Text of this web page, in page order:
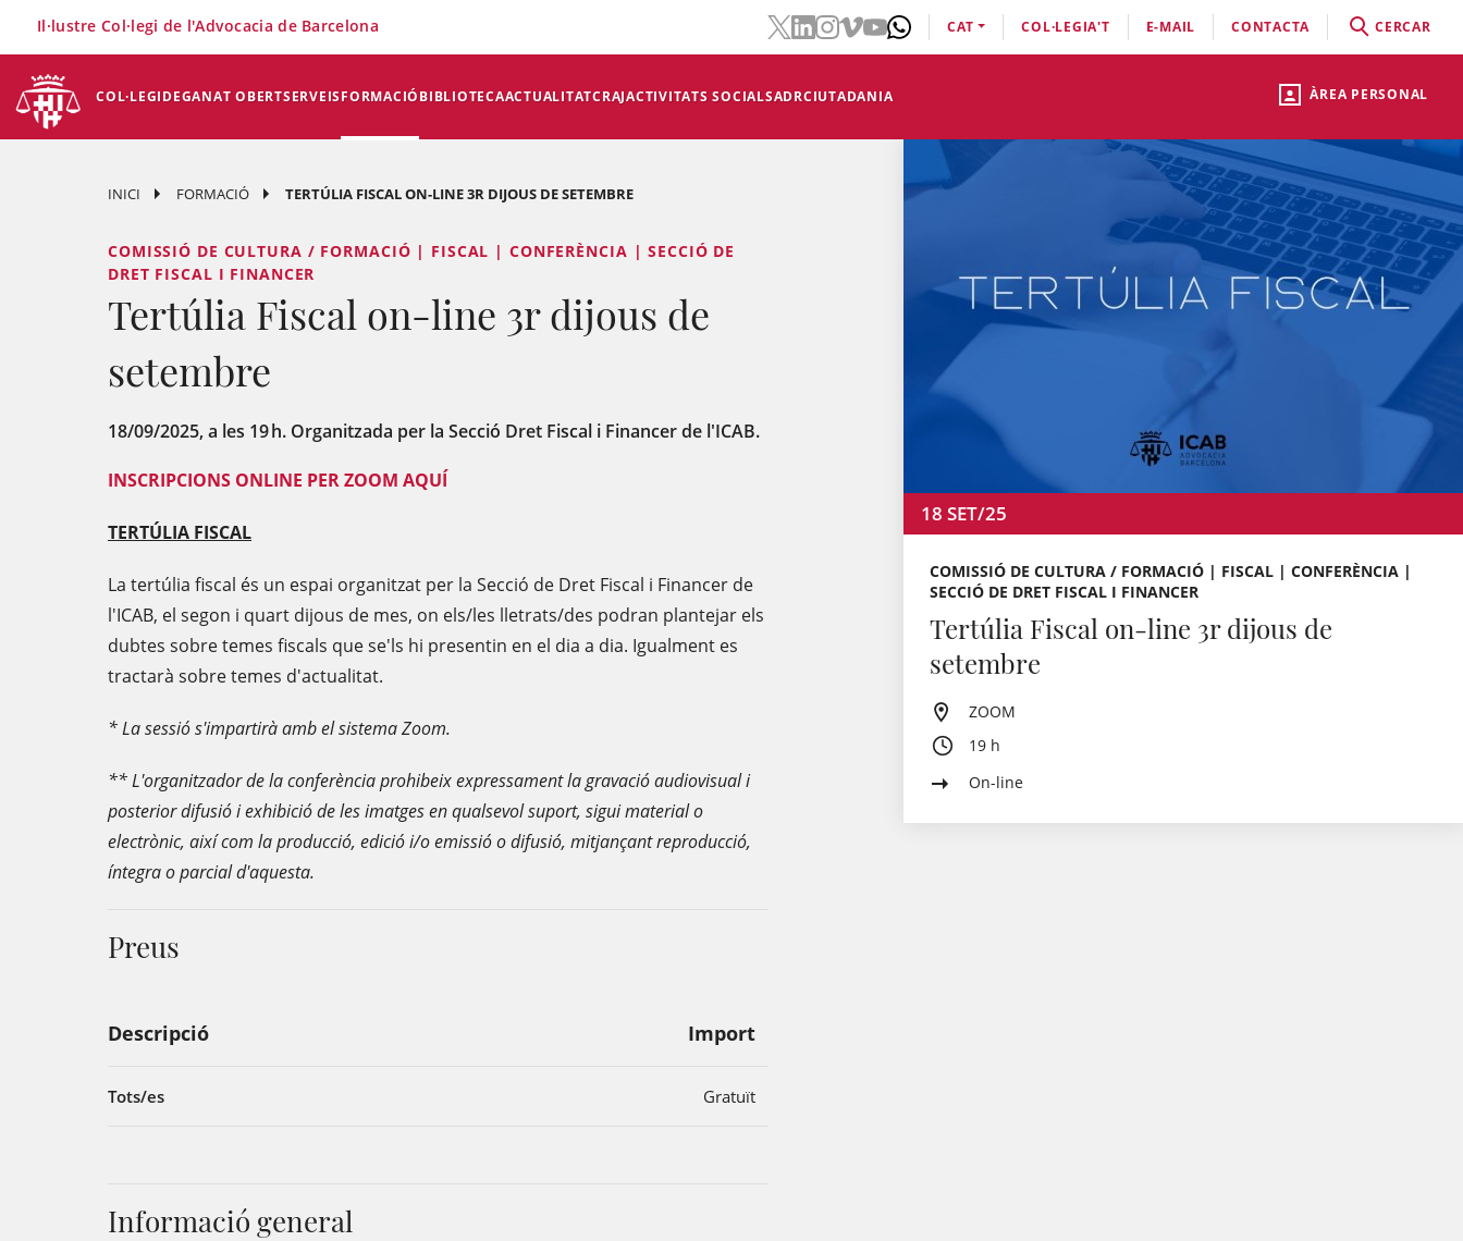
ÀREA PERSONAL
COL·LEGIDEGANAT OBERTSERVEISFORMACIÓBIBLIOTECAACTUALITATCRAJACTIVITATS SOCIALSADRCIUTADANIA
Il·lustre Col·legi de l'Advocacia de Barcelona CAT COL·LEGIA'T E-MAIL CONTACTA CERCAR
INICI FORMACIÓ TERTÚLIA FISCAL ON-LINE 3R DIJOUS DE SETEMBRE
COMISSIÓ DE CULTURA / FORMACIÓ | FISCAL | CONFERÈNCIA | SECCIÓ DE
DRET FISCAL I FINANCER
Tertúlia Fiscal on-line 3r dijous de
setembre
18/09/2025, a les 19 h. Organitzada per la Secció Dret Fiscal i Financer de l'ICAB.
INSCRIPCIONS ONLINE PER ZOOM AQUÍ
TERTÚLIA FISCAL
La tertúlia fiscal és un espai organitzat per la Secció de Dret Fiscal i Financer de
l'ICAB, el segon i quart dijous de mes, on els/les lletrats/des podran plantejar els
dubtes sobre temes fiscals que se'ls hi presentin en el dia a dia. Igualment es
tractarà sobre temes d'actualitat.
* La sessió s'impartirà amb el sistema Zoom.
** L'organitzador de la conferència prohibeix expressament la gravació audiovisual i
posterior difusió i exhibició de les imatges en qualsevol suport, sigui material o
electrònic, així com la producció, edició i/o emissió o difusió, mitjançant reproducció,
íntegra o parcial d'aquesta.
Preus
Descripció Import
Tots/es Gratuït
18 SET/25
COMISSIÓ DE CULTURA / FORMACIÓ | FISCAL | CONFERÈNCIA |
SECCIÓ DE DRET FISCAL I FINANCER
Tertúlia Fiscal on-line 3r dijous de
setembre
ZOOM
19 h
On-line
Informació general